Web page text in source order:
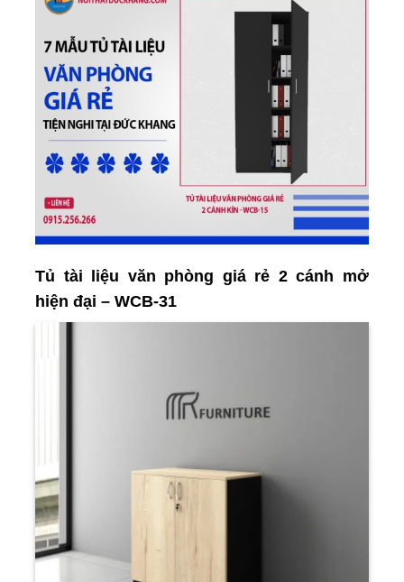
Tủ tài liệu văn phòng giá rẻ 2 cánh mở
hiện đại – WCB-31